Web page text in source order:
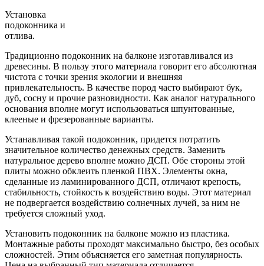
Установка
подоконника и
отлива.
Традиционно подоконник на балконе изготавливался из
древесины. В пользу этого материала говорит его абсолютная
чистота с точки зрения экологии и внешняя
привлекательность. В качестве пород часто выбирают бук,
дуб, сосну и прочие разновидности. Как аналог натурального
основания вполне могут использоваться шпунтованные,
клееные и фрезерованные варианты.
Устанавливая такой подоконник, придется потратить
значительное количество денежных средств. Заменить
натуральное дерево вполне можно ДСП. Обе стороны этой
плиты можно обклеить пленкой ПВХ. Элементы окна,
сделанные из ламинированного ДСП, отличают крепость,
стабильность, стойкость к воздействию воды. Этот материал
не подвергается воздействию солнечных лучей, за ним не
требуется сложный уход.
Установить подоконник на балконе можно из пластика.
Монтажные работы проходят максимально быстро, без особых
сложностей. Этим объясняется его заметная популярность.